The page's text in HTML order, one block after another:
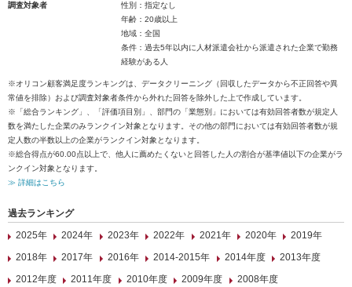
調査対象者
性別：指定なし
年齢：20歳以上
地域：全国
条件：過去5年以内に人材派遣会社から派遣された企業で勤務
経験がある人
※オリコン顧客満足度ランキングは、データクリーニング（回収したデータから不正回答や異
常値を排除）および調査対象者条件から外れた回答を除外した上で作成しています。
※「総合ランキング」、「評価項目別」、部門の「業態別」においては有効回答者数が規定人
数を満たした企業のみランクイン対象となります。その他の部門においては有効回答者数が規
定人数の半数以上の企業がランクイン対象となります。
※総合得点が60.00点以上で、他人に薦めたくないと回答した人の割合が基準値以下の企業がラ
ンクイン対象となります。
≫ 詳細はこちら
過去ランキング
2025年
2024年 2023年 2022年 2021年 2020年
2019年
2018年
2017年 2016年 2014-2015年 2014年度
2013年度
2012年度
2011年度 2010年度 2009年度 2008年度